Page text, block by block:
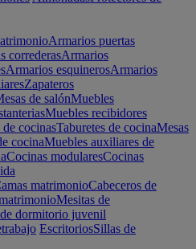
Armarios puertas
correderasArmarios
Armarios esquinerosArmarios
Zapateros
de salónMuebles
Muebles recibidores
de cocinasTaburetes de cocinaMesas
cocinaMuebles auxiliares de
Cocinas modularesCocinas
matrimonioCabeceros de
Mesitas de
dormitorio juvenil
EscritoriosSillas de